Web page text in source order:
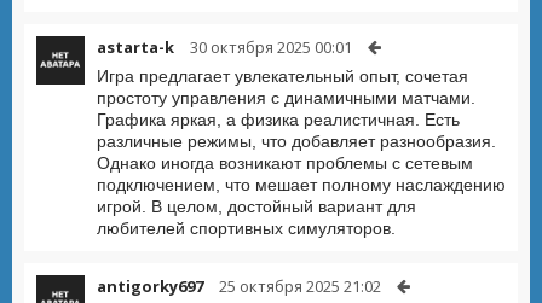
astarta-k 30 октября 2025 00:01
Игра предлагает увлекательный опыт, сочетая
простоту управления с динамичными матчами.
Графика яркая, а физика реалистичная. Есть
различные режимы, что добавляет разнообразия.
Однако иногда возникают проблемы с сетевым
подключением, что мешает полному наслаждению
игрой. В целом, достойный вариант для
любителей спортивных симуляторов.
antigorky697 25 октября 2025 21:02